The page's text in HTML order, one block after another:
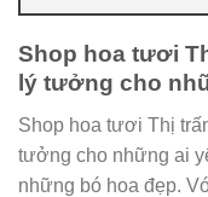
Shop hoa tươi
lý tưởng cho
Shop hoa tươi Thị
tưởng cho những ai
những bó hoa đẹp.